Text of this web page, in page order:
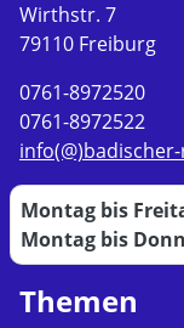
Wirthstr. 7
79110 Freiburg
0761-8972520
0761-8972522
Montag bis
Montag bis
Themen